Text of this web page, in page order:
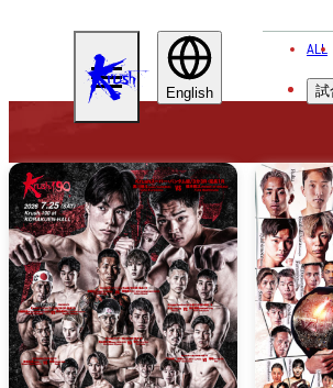
KRUSHEnglish
ALL
試